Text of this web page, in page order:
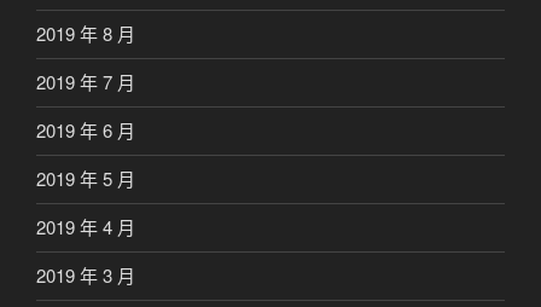
2019 年 8 月
2019 年 7 月
2019 年 6 月
2019 年 5 月
2019 年 4 月
2019 年 3 月